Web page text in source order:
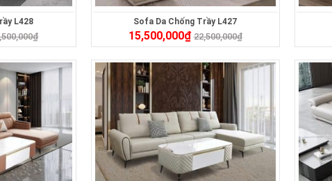
L428
₫
Sofa Da Chống Trầy L427
15,500,000₫ 22,500,000₫